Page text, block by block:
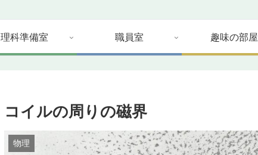
理科準備室 職員室 趣味の部屋
コイルの周りの磁界
物理